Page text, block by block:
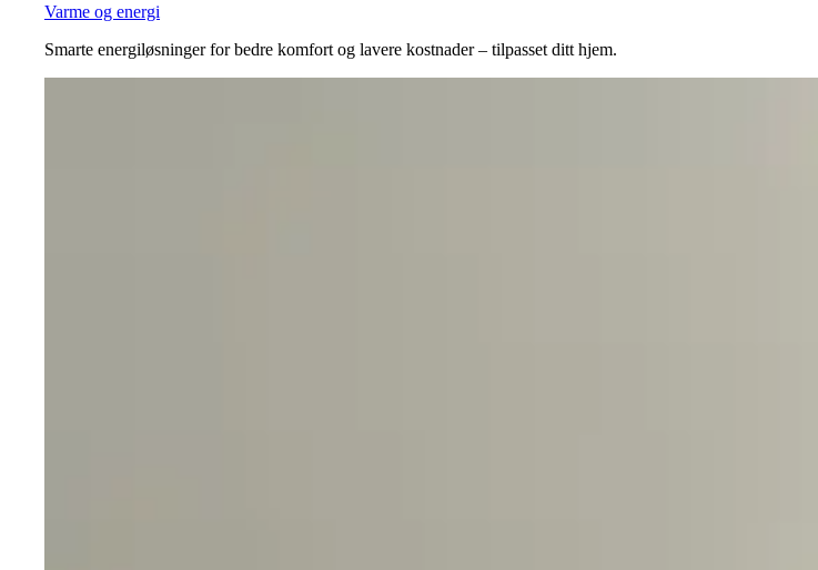
Varme og energi
Smarte energiløsninger for bedre komfort og lavere kostnader – tilpasset ditt hjem.